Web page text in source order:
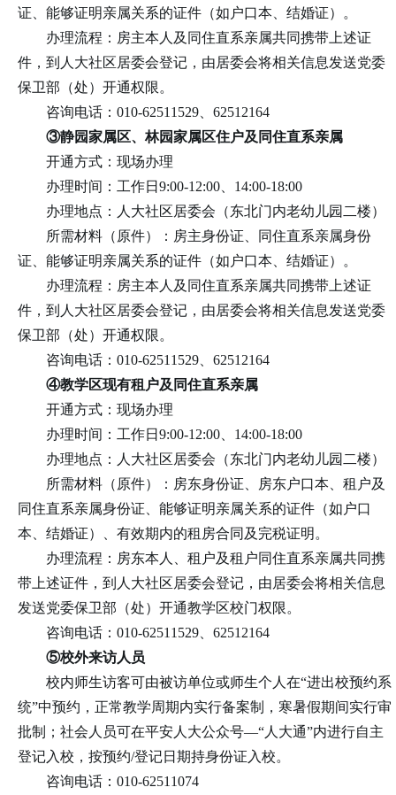
证、能够证明亲属关系的证件（如户口本、结婚证）。
办理流程：房主本人及同住直系亲属共同携带上述证
件，到人大社区居委会登记，由居委会将相关信息发送党委
保卫部（处）开通权限。
咨询电话：010-62511529、62512164
③静园家属区、林园家属区住户及同住直系亲属
开通方式：现场办理
办理时间：工作日9:00-12:00、14:00-18:00
办理地点：人大社区居委会（东北门内老幼儿园二楼）
所需材料（原件）：房主身份证、同住直系亲属身份
证、能够证明亲属关系的证件（如户口本、结婚证）。
办理流程：房主本人及同住直系亲属共同携带上述证
件，到人大社区居委会登记，由居委会将相关信息发送党委
保卫部（处）开通权限。
咨询电话：010-62511529、62512164
④教学区现有租户及同住直系亲属
开通方式：现场办理
办理时间：工作日9:00-12:00、14:00-18:00
办理地点：人大社区居委会（东北门内老幼儿园二楼）
所需材料（原件）：房东身份证、房东户口本、租户及
同住直系亲属身份证、能够证明亲属关系的证件（如户口
本、结婚证）、有效期内的租房合同及完税证明。
办理流程：房东本人、租户及租户同住直系亲属共同携
带上述证件，到人大社区居委会登记，由居委会将相关信息
发送党委保卫部（处）开通教学区校门权限。
咨询电话：010-62511529、62512164
⑤校外来访人员
校内师生访客可由被访单位或师生个人在“进出校预约系
统”中预约，正常教学周期内实行备案制，寒暑假期间实行审
批制；社会人员可在平安人大公众号—“人大通”内进行自主
登记入校，按预约/登记日期持身份证入校。
咨询电话：010-62511074